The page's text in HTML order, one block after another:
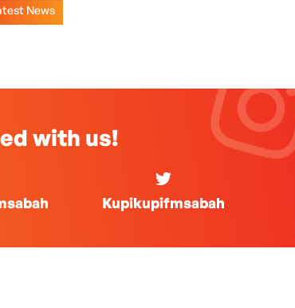
News
with us!
Kupikupifmsabah